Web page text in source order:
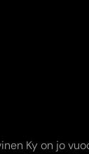
Ky on jo